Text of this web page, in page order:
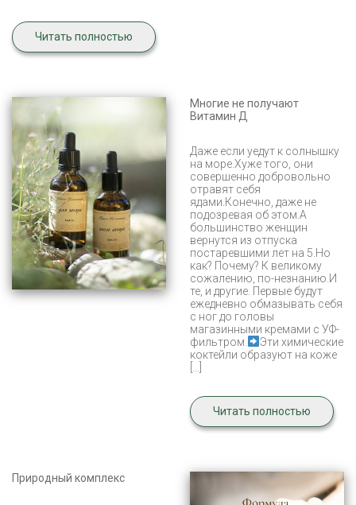
Читать полностью
Многие не получают
Витамин Д
Даже если уедут к солнышку
на море.Хуже того, они
совершенно добровольно
отравят себя
ядами.Конечно, даже не
подозревая об этом.А
большинство женщин
вернутся из отпуска
постаревшими лет на 5.Но
как? Почему? К великому
сожалению, по-незнанию.И
те, и другие. Первые будут
ежедневно обмазывать себя
с ног до головы
магазинными кремами с УФ-
фильтром.
Эти химические
коктейли образуют на коже
Читать полностью
Природный комплекс